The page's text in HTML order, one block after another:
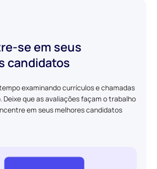
se em seus
candidatos
examinando currículos e chamadas
Deixe que as avaliações façam o trabalho
em seus melhores candidatos